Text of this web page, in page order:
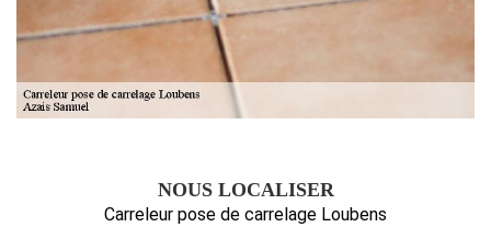
NOUS LOCALISER
Carreleur pose de carrelage Loubens